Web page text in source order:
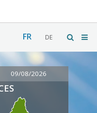
FR DE
09/08/2026